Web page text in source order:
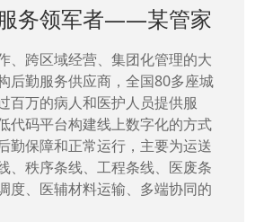
务领军者——某管家
、跨区域经营、集团化管理的大
后勤服务供应商，全国80多座城
百万的病人和医护人员提供服
代码平台构建线上数字化的方式
勤保障和正常运行，主要为运送
、秩序条线、工程条线、医废条
度、医辅材料运输、多端协同的